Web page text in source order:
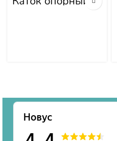
двубортный 175-